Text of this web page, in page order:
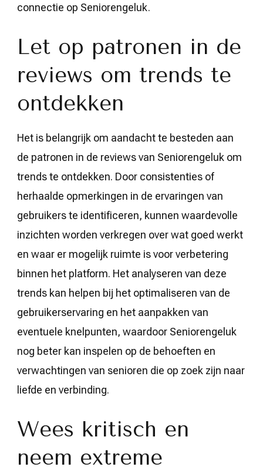
connectie op Seniorengeluk.
Let op patronen in de
reviews om trends te
ontdekken
Het is belangrijk om aandacht te besteden aan
de patronen in de reviews van Seniorengeluk om
trends te ontdekken. Door consistenties of
herhaalde opmerkingen in de ervaringen van
gebruikers te identificeren, kunnen waardevolle
inzichten worden verkregen over wat goed werkt
en waar er mogelijk ruimte is voor verbetering
binnen het platform. Het analyseren van deze
trends kan helpen bij het optimaliseren van de
gebruikerservaring en het aanpakken van
eventuele knelpunten, waardoor Seniorengeluk
nog beter kan inspelen op de behoeften en
verwachtingen van senioren die op zoek zijn naar
liefde en verbinding.
Wees kritisch en
neem extreme